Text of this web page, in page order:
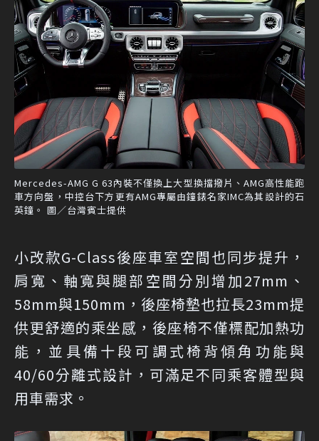
Mercedes-AMG G 63內裝不僅換上大型換擋撥片、AMG高性能跑
車方向盤，中控台下方更有AMG專屬由鐘錶名家IMC為其設計的石
英鐘。 圖／台灣賓士提供
小改款G-Class後座車室空間也同步提升，
肩寬、軸寬與腿部空間分別增加27mm、
58mm與150mm，後座椅墊也拉長23mm提
供更舒適的乘坐感，後座椅不僅標配加熱功
能，並具備十段可調式椅背傾角功能與
40/60分離式設計，可滿足不同乘客體型與
用車需求。